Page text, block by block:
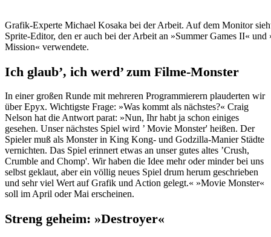
Grafik-Experte Michael Kosaka bei der Arbeit. Auf dem Monitor
Sprite-Editor, den er auch bei der Arbeit an »Summer Games II« und
Mission« verwendete.
Ich glaub’, ich werd’ zum Filme-Monster
In einer großen Runde mit mehreren Programmierern plauderten wir
über Epyx. Wichtigste Frage: »Was kommt als nächstes?« Craig
Nelson hat die Antwort parat: »Nun, Ihr habt ja schon einiges
gesehen. Unser nächstes Spiel wird ’ Movie Monster' heißen. Der
Spieler muß als Monster in King Kong- und Godzilla-Manier Städte
vernichten. Das Spiel erinnert etwas an unser gutes altes ’Crush,
Crumble and Chomp'. Wir haben die Idee mehr oder minder bei uns
selbst geklaut, aber ein völlig neues Spiel drum herum geschrieben
und sehr viel Wert auf Grafik und Action gelegt.« »Movie Monster«
soll im April oder Mai erscheinen.
Streng geheim: »Destroyer«